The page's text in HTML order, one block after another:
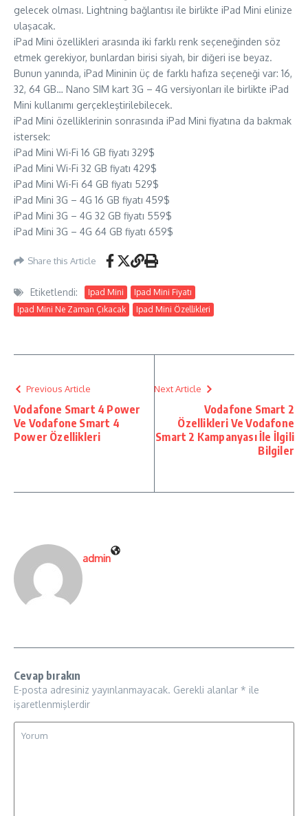
gelecek olması. Lightning bağlantısı ile birlikte iPad Mini elinize
ulaşacak.
iPad Mini özellikleri arasında iki farklı renk seçeneğinden söz
etmek gerekiyor, bunlardan birisi siyah, bir diğeri ise beyaz.
Bunun yanında, iPad Mininin üç de farklı hafıza seçeneği var: 16,
32, 64 GB… Nano SIM kart 3G – 4G versiyonları ile birlikte iPad
Mini kullanımı gerçekleştirilebilecek.
iPad Mini özelliklerinin sonrasında iPad Mini fiyatına da bakmak
istersek:
iPad Mini Wi-Fi 16 GB fiyatı 329$
iPad Mini Wi-Fi 32 GB fiyatı 429$
iPad Mini Wi-Fi 64 GB fiyatı 529$
iPad Mini 3G – 4G 16 GB fiyatı 459$
iPad Mini 3G – 4G 32 GB fiyatı 559$
iPad Mini 3G – 4G 64 GB fiyatı 659$
Share this Article
Etiketlendi: Ipad Mini
Ipad Mini Fiyatı
Ipad Mini Ne Zaman Çıkacak
Ipad Mini Özellikleri
Previous Article
Vodafone Smart 4 Power
Ve Vodafone Smart 4
Power Özellikleri
Next Article
Vodafone Smart 2
Özellikleri Ve Vodafone
Smart 2 Kampanyası İle İlgili
Bilgiler
admin
Cevap bırakın
E-posta adresiniz yayınlanmayacak. Gerekli alanlar * ile
işaretlenmişlerdir